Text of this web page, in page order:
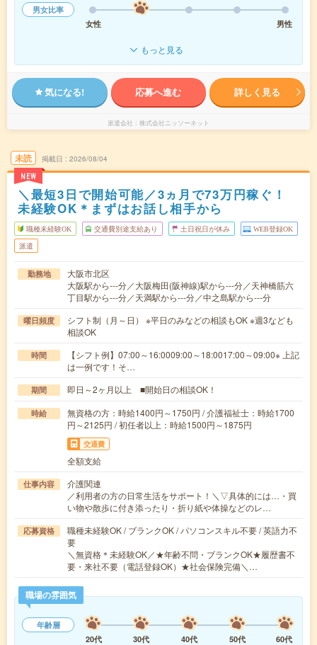
男女比率
女性
男性
もっと見る
気になる! 応募へ進む 詳しく見る
派遣会社 株式会社ニッソーネット
未読
NEW
掲載日 2026/08/04
＼最短3日で開始可能／3ヵ月で73万円稼ぐ！
未経験OK＊まずはお話し相手から
職種未経験OK 交通費別途支給あり 土日祝日が休み WEB登録OK
派遣
勤務地
大阪市北区
大阪駅から---分／大阪梅田(阪神線)駅から---分／天神橋筋六
丁目駅から---分／天満駅から---分／中之島駅から---分
曜日頻度
シフト制（月～日） ※平日のみなどの相談もOK ※週3なども
相談OK
時間
【シフト例】07:00～16:0009:00～18:0017:00～09:00※ 上記
は一例です！そ…
期間 即日～2ヶ月以上 ■開始日の相談OK！
時給
無資格の方：時給1400円～1750円 / 介護福祉士：時給1700
円～2125円 / 初任者以上：時給1500円～1875円
交通費
全額支給
仕事内容
介護関連
／利用者の方の日常生活をサポート！＼▽具体的には…・買
い物や散歩に付き添ったり・折り紙や体操などのレ…
応募資格
職種未経験OK / ブランクOK / パソコンスキル不要 / 英語力不
要
＼無資格＊未経験OK／★年齢不問・ブランクOK★履歴書不
要・来社不要（電話登録OK）★社会保険完備＼…
職場の雰囲気
年齢層
20代
30代 40代 50代
60代